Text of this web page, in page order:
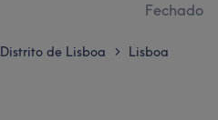
Fechado
Distrito de Lisboa > Lisboa